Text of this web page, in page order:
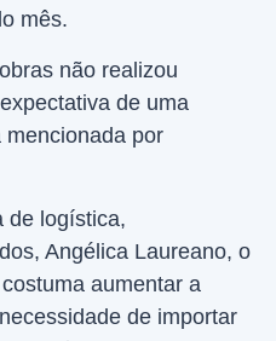
mês.
não realizou
de uma
por
de logística,
Angélica Laureano, o
aumentar a
de importar